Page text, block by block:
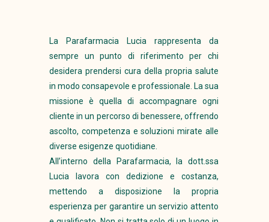
La Parafarmacia Lucia rappresenta da
sempre un punto di riferimento per chi
desidera prendersi cura della propria salute
in modo consapevole e professionale. La sua
missione è quella di accompagnare ogni
cliente in un percorso di benessere, offrendo
ascolto, competenza e soluzioni mirate alle
diverse esigenze quotidiane.
All’interno della Parafarmacia, la dott.ssa
Lucia lavora con dedizione e costanza,
mettendo a disposizione la propria
esperienza per garantire un servizio attento